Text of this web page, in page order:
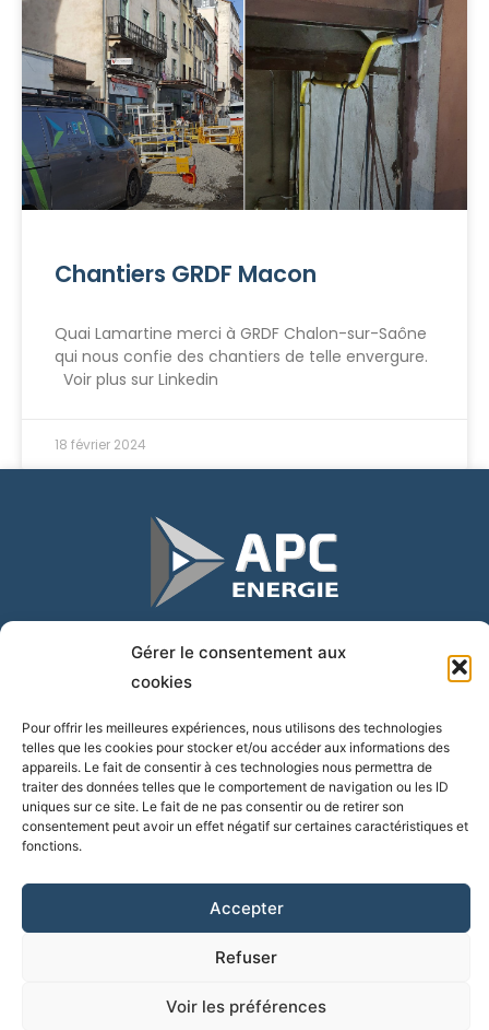
Gérer le consentement aux
cookies
Pour offrir les meilleures expériences, nous utilisons des technologies
telles que les cookies pour stocker et/ou accéder aux informations des
appareils. Le fait de consentir à ces technologies nous permettra de
traiter des données telles que le comportement de navigation ou les ID
uniques sur ce site. Le fait de ne pas consentir ou de retirer son
consentement peut avoir un effet négatif sur certaines caractéristiques et
fonctions.
Accepter
Refuser
Voir les préférences
Chantiers GRDF Macon
Quai Lamartine merci à GRDF Chalon-sur-Saône
qui nous confie des chantiers de telle envergure.
Voir plus sur Linkedin
18 février 2024
Votre spécialiste RESEAUX GAZ, CLIM & CHAUFFERIES GAZ.
i
n
k
e
d
i
h
o
n
e
-
a
t
n
v
e
l
o
p
Contact
Mentions légales